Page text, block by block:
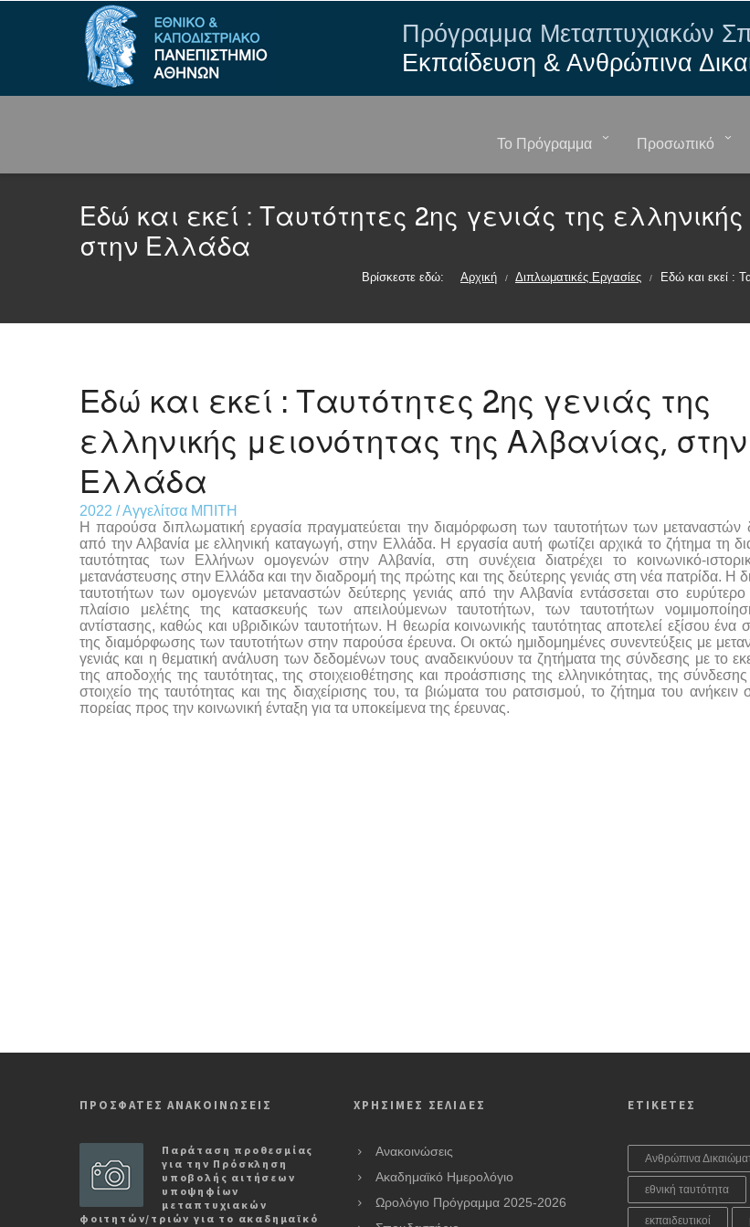
Πρόγραμμα Μεταπτυχιακών
Εκπαίδευση & Ανθρώπινα
Προσωπικό
Το Πρόγραμμα
Εδώ και εκεί : Ταυτότητες 2ης γενιάς της
στην Ελλάδα
Βρίσκεστε εδώ: Αρχική / Διπλωματικές Εργασίες / Εδώ και εκεί :
Εδώ και εκεί : Ταυτότητες 2ης γενιάς της
ελληνικής μειονότητας της Αλβανίας, στην
Ελλάδα
2022 / Αγγελίτσα ΜΠΙΤΗ
Η παρούσα διπλωματική εργασία πραγματεύεται την διαμόρφωση των ταυτοτήτων των μεταναστών
από την Αλβανία με ελληνική καταγωγή, στην Ελλάδα. Η εργασία αυτή φωτίζει αρχικά το ζήτημα τη
ταυτότητας των Ελλήνων ομογενών στην Αλβανία, στη συνέχεια διατρέχει το κοινωνικό-
μετανάστευσης στην Ελλάδα και την διαδρομή της πρώτης και της δεύτερης γενιάς στη νέα πατρίδα.
ταυτοτήτων των ομογενών μεταναστών δεύτερης γενιάς από την Αλβανία εντάσσεται στο ευρύτερο
πλαίσιο μελέτης της κατασκευής των απειλούμενων ταυτοτήτων, των ταυτοτήτων
αντίστασης, καθώς και υβριδικών ταυτοτήτων. Η θεωρία κοινωνικής ταυτότητας αποτελεί εξίσου ένα
της διαμόρφωσης των ταυτοτήτων στην παρούσα έρευνα. Οι οκτώ ημιδομημένες συνεντεύξεις με
γενιάς και η θεματική ανάλυση των δεδομένων τους αναδεικνύουν τα ζητήματα της σύνδεσης με το
της αποδοχής της ταυτότητας, της στοιχειοθέτησης και προάσπισης της ελληνικότητας, της
στοιχείο της ταυτότητας και της διαχείρισης του, τα βιώματα του ρατσισμού, το ζήτημα του ανήκειν
πορείας προς την κοινωνική ένταξη για τα υποκείμενα της έρευνας.
ΠΡΟΣΦΑΤΕΣ ΑΝΑΚΟΙΝΩΣΕΙΣ
Παράταση προθεσμίας
για την Πρόσκληση
υποβολής αιτήσεων
υποψηφίων
μεταπτυχιακών
φοιτητών/τριών για το ακαδημαϊκό
ΧΡΗΣΙΜΕΣ ΣΕΛΙΔΕΣ
Ανακοινώσεις
Ακαδημαϊκό Ημερολόγιο
Ωρολόγιο Πρόγραμμα 2025-2026
ΕΤΙΚΕΤΕΣ
Ανθρώπινα
εθνική ταυτότητα
εκπαιδευτικοί